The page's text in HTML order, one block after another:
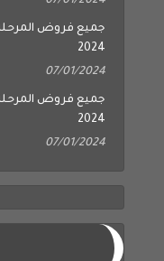
2024
07/01/2024
2024
07/01/2024